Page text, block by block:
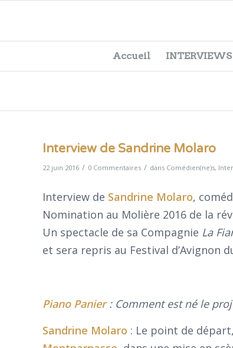
Accueil INTERVIEWS
Interview de Sandrine Molaro
22 juin 2016 / 0 Commentaires / dans Comédien(ne)s,
Interview de Sandrine Molaro,
Nomination au Molière 2016 de la
Un spectacle de sa Compagnie La
et sera repris au Festival d’Avignon
Piano Panier: Comment est né le
Sandrine Molaro : Le point de